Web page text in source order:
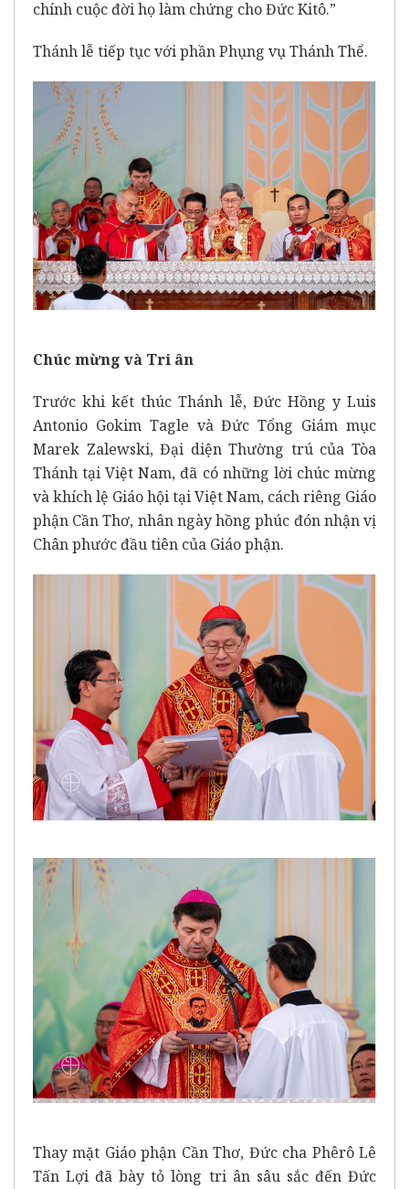
chính cuộc đời họ làm chứng cho Đức Kitô.”
Thánh lễ tiếp tục với phần Phụng vụ Thánh Thể.
Chúc mừng và Tri ân
Trước khi kết thúc Thánh lễ, Đức Hồng y Luis
Antonio Gokim Tagle và Đức Tổng Giám mục
Marek Zalewski, Đại diện Thường trú của Tòa
Thánh tại Việt Nam, đã có những lời chúc mừng
và khích lệ Giáo hội tại Việt Nam, cách riêng Giáo
phận Cần Thơ, nhân ngày hồng phúc đón nhận vị
Chân phước đầu tiên của Giáo phận.
Thay mặt Giáo phận Cần Thơ, Đức cha Phêrô Lê
Tấn Lợi đã bày tỏ lòng tri ân sâu sắc đến Đức